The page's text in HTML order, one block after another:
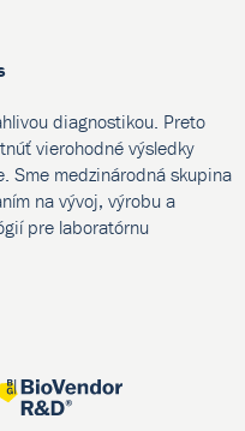
diagnostikou. Preto
vierohodné výsledky
Sme medzinárodná skupina
na vývoj, výrobu a
pre laboratórnu